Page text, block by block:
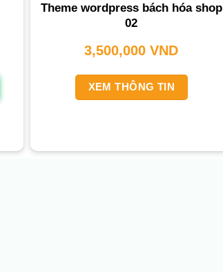
Theme wordpress bách hóa shop
02
3,500,000VND
XEM THÔNG TIN